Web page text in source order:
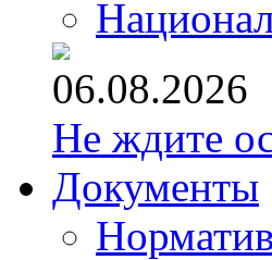
06.08.2026
Не ждите
Документы